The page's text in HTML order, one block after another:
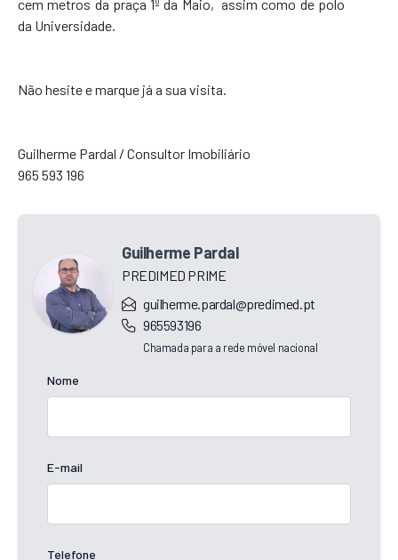
cem metros da praça 1º da Maio, assim como de polo
da Universidade.
Não hesite e marque já a sua visita.
Guilherme Pardal / Consultor Imobiliário
965 593 196
Guilherme Pardal
PREDIMED PRIME
guilherme.pardal@predimed.pt
965593196
Chamada para a rede móvel nacional
Nome
E-mail
Telefone